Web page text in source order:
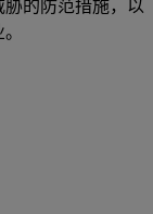
的防范措施，以